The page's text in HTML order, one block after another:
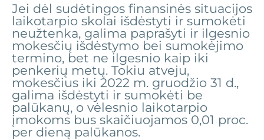
Jei dėl sudėtingos finansinės situacijos
laikotarpio skolai išdėstyti ir sumokėti
neužtenka, galima paprašyti ir ilgesnio
mokesčių išdėstymo bei sumokėjimo
termino, bet ne ilgesnio kaip iki
penkerių metų. Tokiu atveju,
mokesčius iki 2022 m. gruodžio 31 d.,
galima išdėstyti ir sumokėti be
palūkanų, o vėlesnio laikotarpio
įmokoms bus skaičiuojamos 0,01 proc.
per dieną palūkanos.